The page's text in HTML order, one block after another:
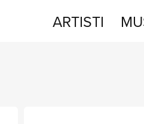
ARTISTI